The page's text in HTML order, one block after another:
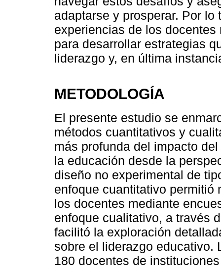
adaptarse y prosperar. Por
experiencias de los
para desarrollar estrategias
liderazgo y, en última
METODOLOGÍA
El presente estudio se
métodos cuantitativos y
más profunda del impacto
la educación desde la
diseño no experimental de
enfoque cuantitativo permitió
los docentes mediante
enfoque cualitativo, a través
facilitó la exploración
sobre el liderazgo educativo.
180 docentes de